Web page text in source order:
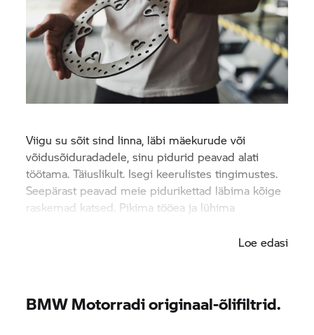
Viigu su sõit sind linna, läbi mäekurude või
võidusõiduradadele, sinu pidurid peavad alati
töötama. Täiuslikult. Isegi keerulistes tingimustes.
Seepärast peavad meie pidurikettad läbima kõige
raskemad katsed. Pikima tööea ja lühima
Loe edasi
BMW Motorradi originaal-õlifiltrid.